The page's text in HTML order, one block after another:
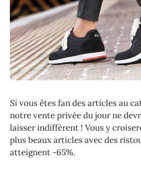
Si vous êtes fan des articles au
notre vente privée du jour ne
laisser indifférent ! Vous y
plus beaux articles avec des
atteignent -65%.